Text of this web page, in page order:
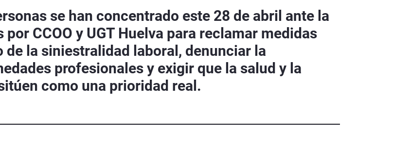
se han concentrado este 28 de abril ante la
por CCOO y UGT Huelva para reclamar medidas
la siniestralidad laboral, denunciar la
profesionales y exigir que la salud y la
como una prioridad real.